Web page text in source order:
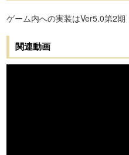
ゲーム内への実装はVer5.0第2期
関連動画